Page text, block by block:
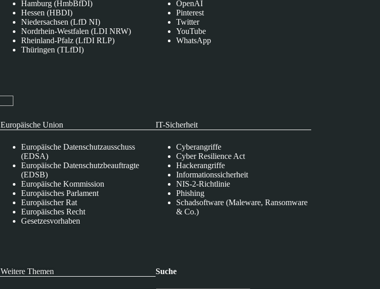
Hamburg (HmbBfDI)
Hessen (HBDI)
Niedersachsen (LfD NI)
Nordrhein-Westfalen (LDI NRW)
Rheinland-Pfalz (LfDI RLP)
Thüringen (TLfDI)
OpenAI
Pinterest
Twitter
YouTube
WhatsApp
Europäische Union
Europäische Datenschutzausschuss
(EDSA)
Europäische Datenschutzbeauftragte
(EDSB)
Europäische Kommission
Europäisches Parlament
Europäischer Rat
Europäisches Recht
Gesetzesvorhaben
IT-Sicherheit
Cyberangriffe
Cyber Resilience Act
Hackerangriffe
Informationssicherheit
NIS-2-Richtlinie
Phishing
Schadsoftware (Maleware, Ransomware
& Co.)
Weitere Themen Suche